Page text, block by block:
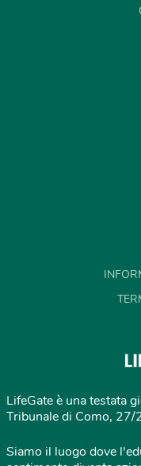
LifeGate è una testata
Tribunale di Como, 27/
Siamo il luogo dove